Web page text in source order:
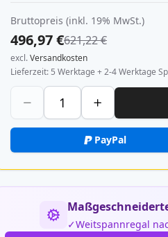
Bruttopreis (inkl. 19% MwSt.)
496,97 €621,22 €
excl.Versandkosten
Lieferzeit 5 Werktage + 2-4 Werktage
PayPal
Weitspannregal